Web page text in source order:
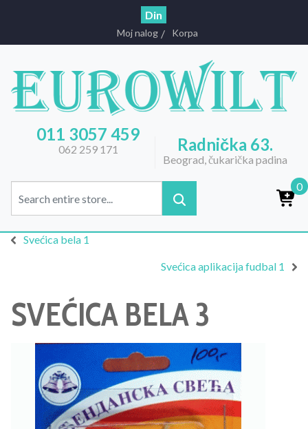
Din
Moj nalog Korpa
011 3057 459
062 259 171 Radnička 63.
Beograd, čukarička padina
0
Svećica bela 1
Svećica aplikacija fudbal 1
SVEĆICA BELA 3